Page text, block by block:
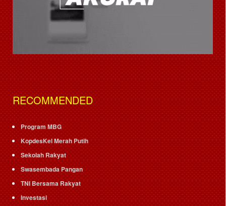
RECOMMENDED
Program MBG
KopdesKel Merah Putih
Sekolah Rakyat
Swasembada Pangan
TNI Bersama Rakyat
Investasi